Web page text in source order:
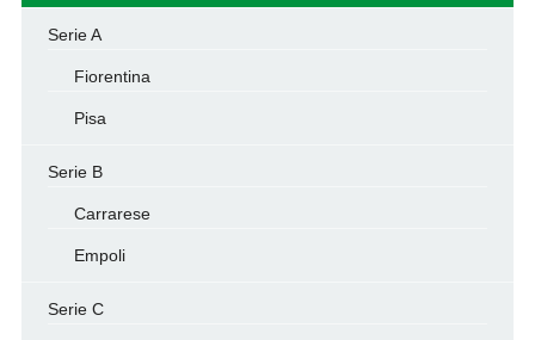
Serie A
Fiorentina
Pisa
Serie B
Carrarese
Empoli
Serie C